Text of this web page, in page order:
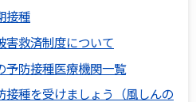
接種
害救済制度について
予防接種医療機関一覧
接種を受けましょう（風しんの